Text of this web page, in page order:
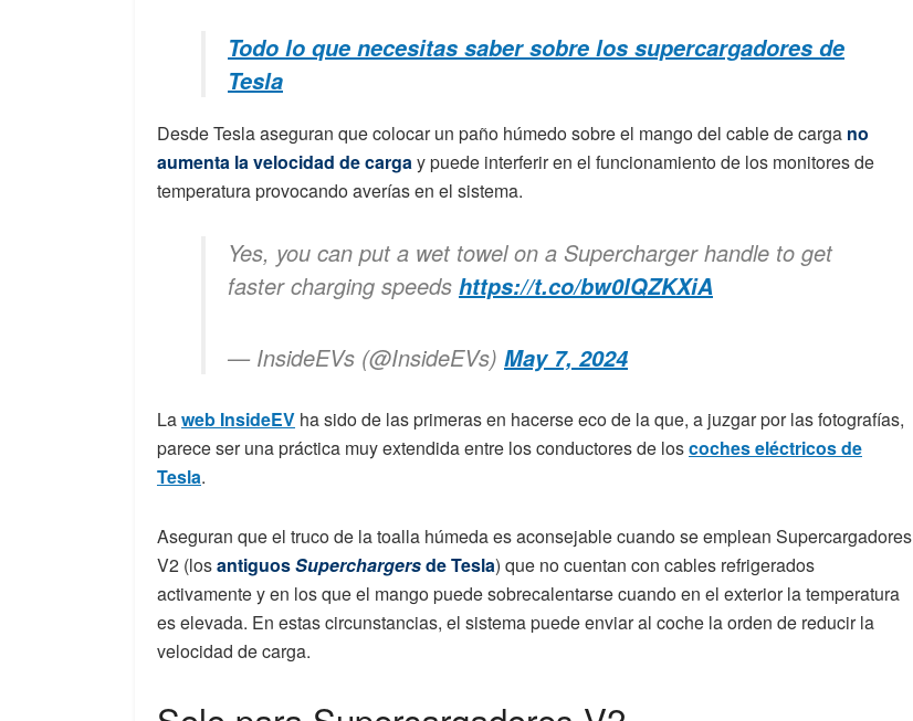
Todo lo que necesitas saber sobre los supercargadores de
Tesla
Desde Tesla aseguran que colocar un paño húmedo sobre el mango del cable de carga no
aumenta la velocidad de cargay puede interferir en el funcionamiento de los monitores de
temperatura provocando averías en el sistema.
Yes, you can put a wet towel on a Supercharger handle to get
faster charging speeds https://t.co/bw0lQZKXiA
— InsideEVs (@InsideEVs) May 7, 2024
Laweb InsideEV ha sido de las primeras en hacerse eco de la que, a juzgar por las fotografías,
parece ser una práctica muy extendida entre los conductores de loscoches eléctricos de
Tesla.
Aseguran que el truco de la toalla húmeda es aconsejable cuando se emplean Supercargadores
V2 (losantiguosSuperchargersde Tesla) que no cuentan con cables refrigerados
activamente y en los que el mango puede sobrecalentarse cuando en el exterior la temperatura
es elevada. En estas circunstancias, el sistema puede enviar al coche la orden de reducir la
velocidad de carga.